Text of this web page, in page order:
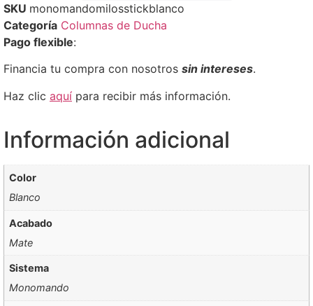
SKU monomandomilosstickblanco
Categoría Columnas de Ducha
Pago flexible:
Financia tu compra con nosotros sin intereses.
Haz clic aquí para recibir más información.
Información adicional
Color
Blanco
Acabado
Mate
Sistema
Monomando